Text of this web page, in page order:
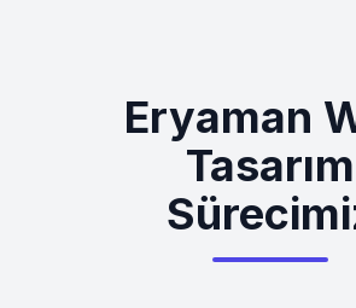
Eryaman
Tasarım